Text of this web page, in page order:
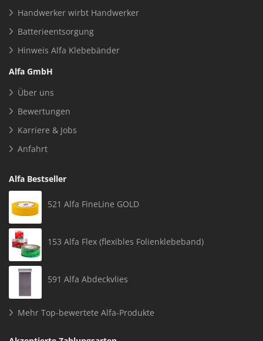
Handwerker wirbt Handwerker
Batterieentsorgung
Hinweis Alfa Klebebänder
Alfa GmbH
Über uns
Bewertungen
Karriere & Jobs
Anfahrt
Alfa Bestseller
521 Alfa FineLine GOLD
153 Alfa Flex (flexibles Folienklebeband)
591 Alfa Abdeckvlies
Mehr Top-bewertete Alfa-Produkte